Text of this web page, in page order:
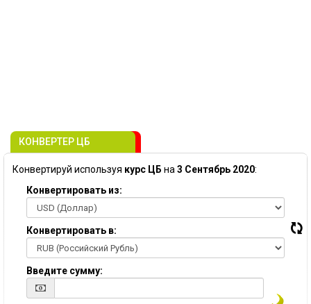
КОНВЕРТЕР ЦБ
Конвертируй используя курс ЦБ на 3 Сентябрь 2020:
Конвертировать из:
Конвертировать в:
Введите сумму: